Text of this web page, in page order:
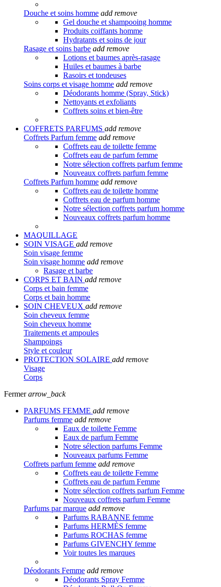
Douche et soins homme add remove
Gel douche et shampooing homme
Produits coiffants homme
Hydratants et soins de jour
Rasage et soins barbe add remove
Lotions et baumes après-rasage
Huiles et baumes à barbe
Rasoirs et tondeuses
Soins corps et visage homme add remove
Déodorants homme (Spray, Stick)
Nettoyants et exfoliants
Coffrets soins et bien-être
COFFRETS PARFUMS add remove
Coffrets Parfum femme add remove
Coffrets eau de toilette femme
Coffrets eau de parfum femme
Notre sélection coffrets parfum femme
Nouveaux coffrets parfum femme
Coffrets Parfum homme add remove
Coffrets eau de toilette homme
Coffrets eau de parfum homme
Notre sélection coffrets parfum homme
Nouveaux coffrets parfum homme
MAQUILLAGE
SOIN VISAGE add remove
Soin visage femme
Soin visage homme add remove
Rasage et barbe
CORPS ET BAIN add remove
Corps et bain femme
Corps et bain homme
SOIN CHEVEUX add remove
Soin cheveux femme
Soin cheveux homme
Traitements et ampoules
Shampoings
Style et couleur
PROTECTION SOLAIRE add remove
Visage
Corps
Fermerarrow_back
PARFUMS FEMME add remove
Parfums femme add remove
Eaux de toilette Femme
Eaux de parfum Femme
Notre sélection parfums Femme
Nouveaux parfums Femme
Coffrets parfum femme add remove
Coffrets eau de toilette Femme
Coffrets eau de parfum Femme
Notre sélection coffrets parfum Femme
Nouveaux coffrets parfum Femme
Parfums par marque add remove
Parfums RABANNE femme
Parfums HERMÈS femme
Parfums ROCHAS femme
Parfums GIVENCHY femme
Voir toutes les marques
Déodorants Femme add remove
Déodorants Spray Femme